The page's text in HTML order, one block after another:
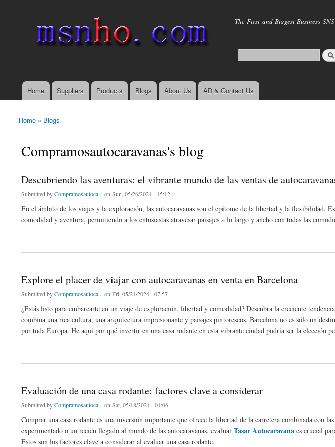
main
The First and Biggest Business
Main menu
Home Suppliers Products Blogs About Us AD & Contact Us
You are here
Home » Blogs
Compramosautocaravanas's blog
Descubriendo las aventuras: el vibrante mundo de las ventas de
Submitted byCompramosautoca... on Sun, 05/26/2024 - 15:12
En el ámbito de los viajes y la exploración, las autocaravanas son el epítome de la libertad y la flexibilidad.
comodidad y aventura, permitiendo a los entusiastas atravesar paisajes a lo largo y ancho con todas las
Explore el placer de viajar con autocaravanas en venta en Barcelona
Submitted byCompramosautoca... on Fri, 05/24/2024 - 07:57
¿Estás listo para embarcarte en un viaje de exploración, libertad y comodidad? Descubra la creciente
combina una rica cultura, una arquitectura impresionante y paisajes pintorescos. Barcelona no es sólo un
por toda Europa. He aquí por qué invertir en una casa rodante en esta vibrante ciudad podría ser la elección
Evaluación de una casa rodante: factores clave a considerar
Submitted byCompramosautoca... on Sat, 05/18/2024 - 04:06
Comprar una casa rodante es una inversión importante que ofrece la libertad de la carretera combinada con
experimentado o un recién llegado al mundo de las autocaravanas, evaluar Tasar Autocaravana es crucial
Estos son los factores clave a considerar al evaluar una casa rodante.